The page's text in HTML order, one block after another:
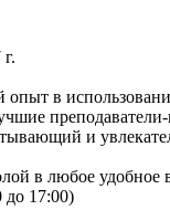
в
и
в любое удобное
до 17:00)